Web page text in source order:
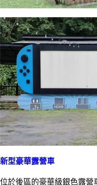
新型豪華露營車
位於後區的豪華級銀色露營